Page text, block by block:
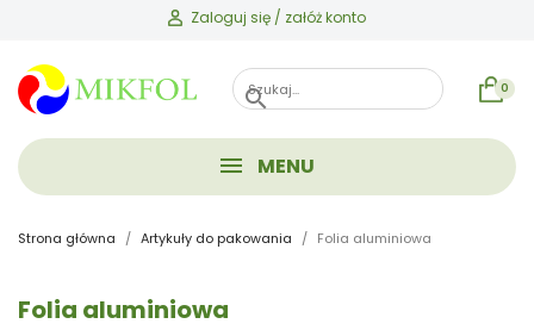
Zaloguj się / załóż konto
search 0
MENU
Strona główna Artykuły do pakowania Folia aluminiowa
Folia aluminiowa